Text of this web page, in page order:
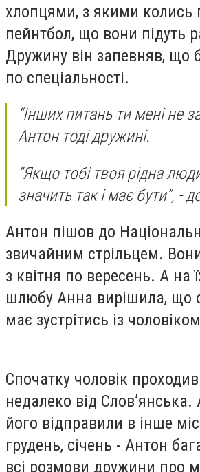
хлопцями, з якими колись
пейнтбол, що вони підуть
Дружину він запевняв, що
по спеціальності.
“Інших питань ти мені не
Антон тоді дружині.
“Якщо тобі твоя рідна
значить так і має бути”, -
Антон пішов до
звичайним стрільцем.
з квітня по вересень. А на
шлюбу Анна вирішила, що
має зустрітись із
Спочатку чоловік
недалеко від Слов’янська.
його відправили в інше
грудень, січень - Антон
всі розмови дружини про